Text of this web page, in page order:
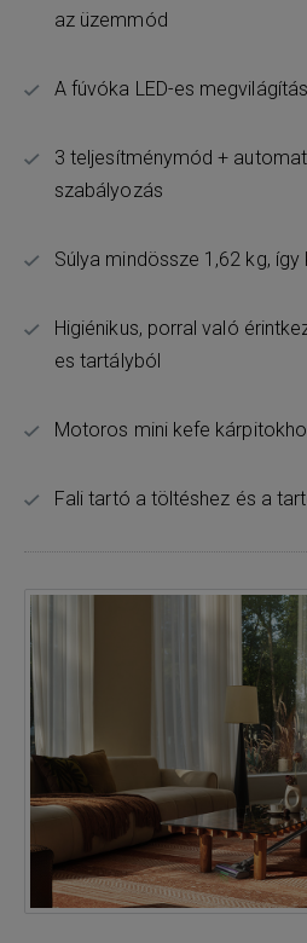
az üzemmód
A fúvóka LED-es
3 teljesítménymód +
szabályozás
Súlya mindössze 1,62 kg,
Higiénikus, porral való
es tartályból
Motoros mini kefe
Fali tartó a töltéshez és a